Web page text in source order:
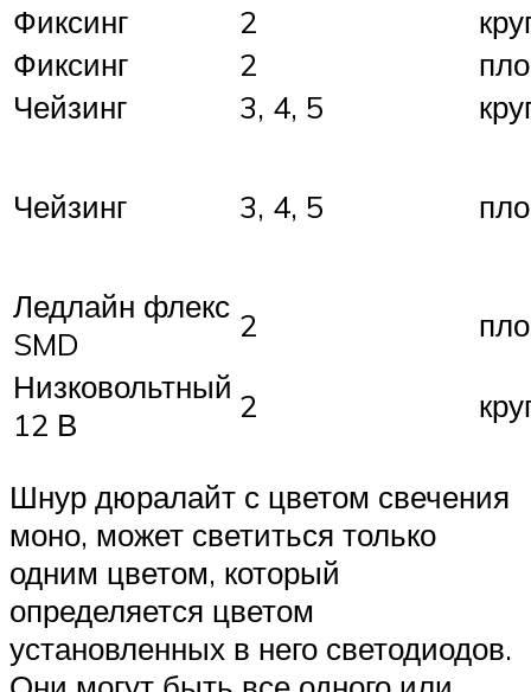
Фиксинг
2
Фиксинг
2
Чейзинг
3, 4, 5
Чейзинг 3, 4, 5
Ледлайн флекс
SMD
2
Низковольтный
12 В
2
Шнур дюралайт с цветом свечения
моно, может светиться только
одним цветом, который
определяется цветом
установленных в него светодиодов.